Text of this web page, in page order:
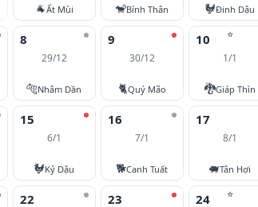
🐐Ất Mùi 🐒Bính Thân 🐓Đinh Dậu
8
29/12
🐅Nhâm Dần
9
30/12
🐈Quý Mão
⭐
10
1/1
🐉Giáp Thìn
15
6/1
🐓Kỷ Dậu
16
7/1
🐕Canh Tuất
17
8/1
🐖Tân Hợi
22 23 ⭐
24